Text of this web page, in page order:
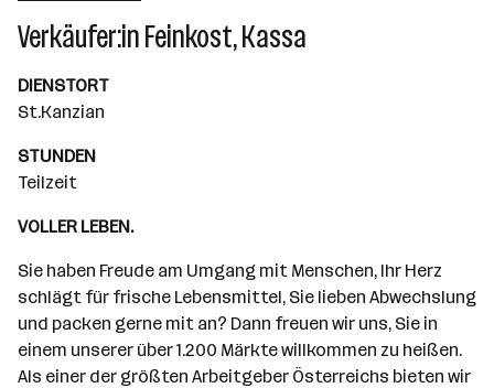
Wiener Neudorf
Verkäufer:in Feinkost, Kassa
DIENSTORT
St.Kanzian
STUNDEN
Teilzeit
VOLLER LEBEN.
Sie haben Freude am Umgang mit Menschen, Ihr Herz
schlägt für frische Lebensmittel, Sie lieben Abwechslung
und packen gerne mit an? Dann freuen wir uns, Sie in
einem unserer über 1.200 Märkte willkommen zu heißen.
Als einer der größten Arbeitgeber Österreichs bieten wir